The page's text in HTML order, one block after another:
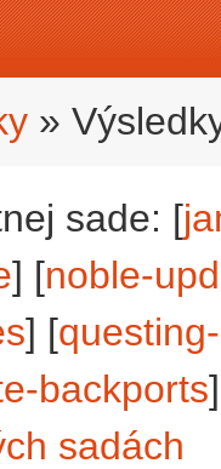
»
sade: [
] [noble-
] [
backports
sadách